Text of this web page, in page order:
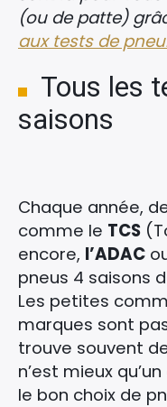
(ou de patte)
aux tests de
Tous les
saisons
Chaque année,
comme le TCS
encore, l’ADAC
pneus 4 saisons
Les petites
marques sont
trouve souvent
n’est mieux
le bon choix de